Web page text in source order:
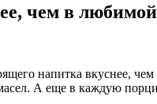
чем в
напитка вкуснее,
масел. А еще в каждую